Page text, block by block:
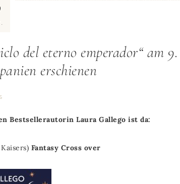
del eterno emperador“ am 9.
erschienen
Bestsellerautorin Laura Gallego ist da:
Fantasy Cross over